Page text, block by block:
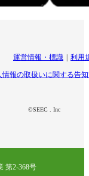
運営情報・標識 利用
情報の取扱いに関する告
©SEEC . Inc
第2-368号